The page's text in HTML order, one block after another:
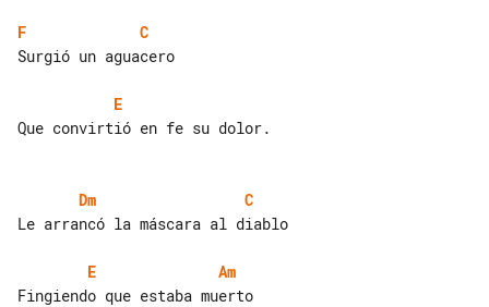
F
C
Surgió un aguacero
E
Que convirtió en fe su dolor.
Dm
C
Le arrancó la máscara al diablo
E
Am
Fingiendo que estaba muerto